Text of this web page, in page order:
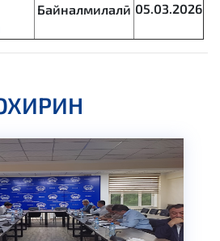
Байналмилалӣ 05.03.2026